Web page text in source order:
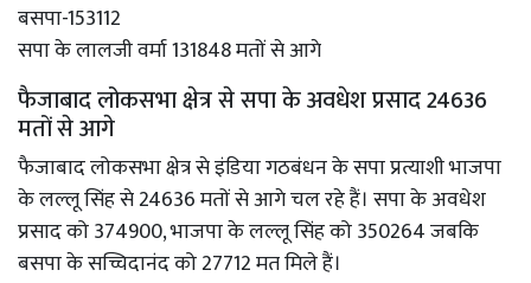
बसपा-153112
सपा के लालजी वर्मा 131848 मतों से आगे
फैजाबाद लोकसभा क्षेत्र से सपा के अवधेश प्रसाद 24636
मतों से आगे
फैजाबाद लोकसभा क्षेत्र से इंडिया गठबंधन के सपा प्रत्याशी भाजपा
के लल्लू सिंह से 24636 मतों से आगे चल रहे हैं। सपा के अवधेश
प्रसाद को 374900, भाजपा के लल्लू सिंह को 350264 जबकि
बसपा के सच्चिदानंद को 27712 मत मिले हैं।